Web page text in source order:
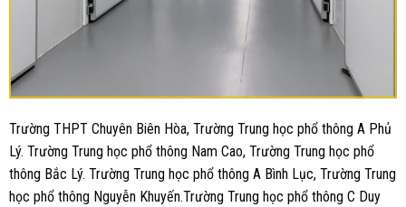
Trường THPT Chuyên Biên Hòa, Trường Trung học phổ thông A Phủ
Lý. Trường Trung học phổ thông Nam Cao, Trường Trung học phổ
thông Bắc Lý. Trường Trung học phổ thông A Bình Lục, Trường Trung
học phổ thông Nguyễn Khuyến.Trường Trung học phổ thông C Duy